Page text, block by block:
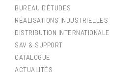
BUREAU D'ÉTUDES
RÉALISATIONS INDUSTRIELLES
DISTRIBUTION INTERNATIONALE
SAV & SUPPORT
CATALOGUE
ACTUALITÉS